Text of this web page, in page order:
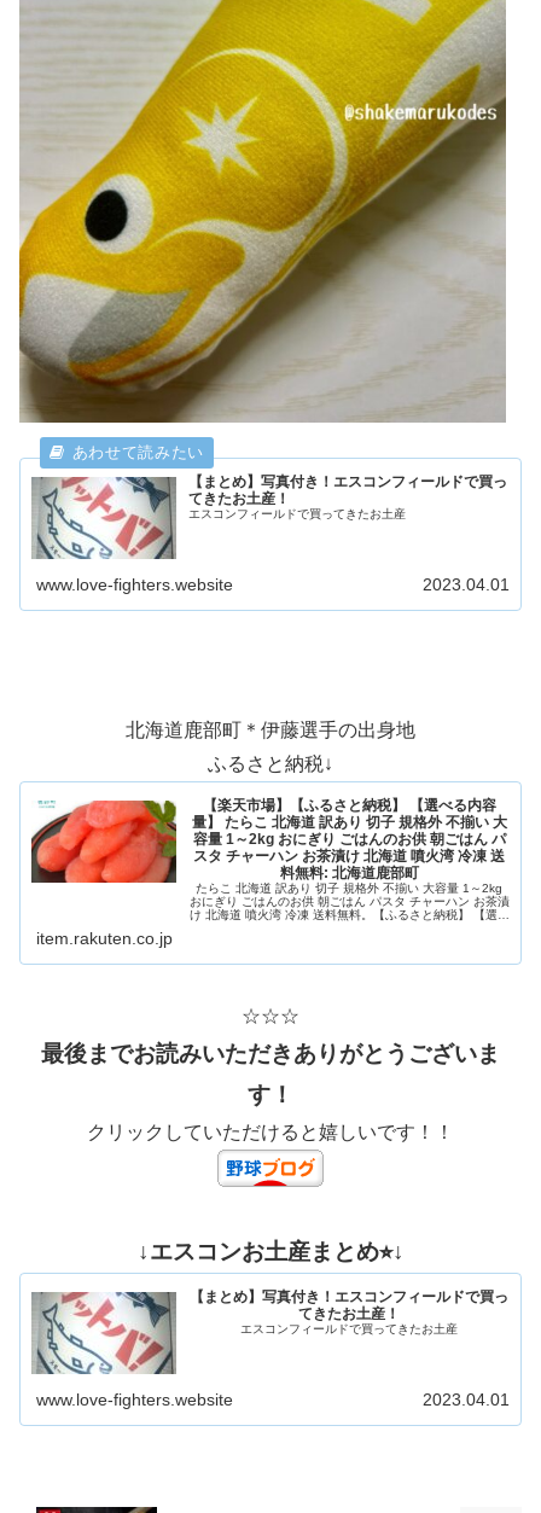
【まとめ】写真付き！エスコンフィールドで買っ
てきたお土産！
エスコンフィールドで買ってきたお土産
www.love-fighters.website 2023.04.01
北海道鹿部町＊伊藤選手の出身地
ふるさと納税↓
【楽天市場】【ふるさと納税】 【選べる内容
量】 たらこ 北海道 訳あり 切子 規格外 不揃い 大
容量 1～2kg おにぎり ごはんのお供 朝ごはん パ
スタ チャーハン お茶漬け 北海道 噴火湾 冷凍 送
料無料: 北海道鹿部町
たらこ 北海道 訳あり 切子 規格外 不揃い 大容量 1～2kg
おにぎり ごはんのお供 朝ごはん パスタ チャーハン お茶漬
け 北海道 噴火湾 冷凍 送料無料。【ふるさと納税】 【選べ
item.rakuten.co.jp
☆☆☆
最後までお読みいただきありがとうございま
す！
クリックしていただけると嬉しいです！！
↓エスコンお土産まとめ⭐︎↓
【まとめ】写真付き！エスコンフィールドで買っ
てきたお土産！
エスコンフィールドで買ってきたお土産
www.love-fighters.website 2023.04.01